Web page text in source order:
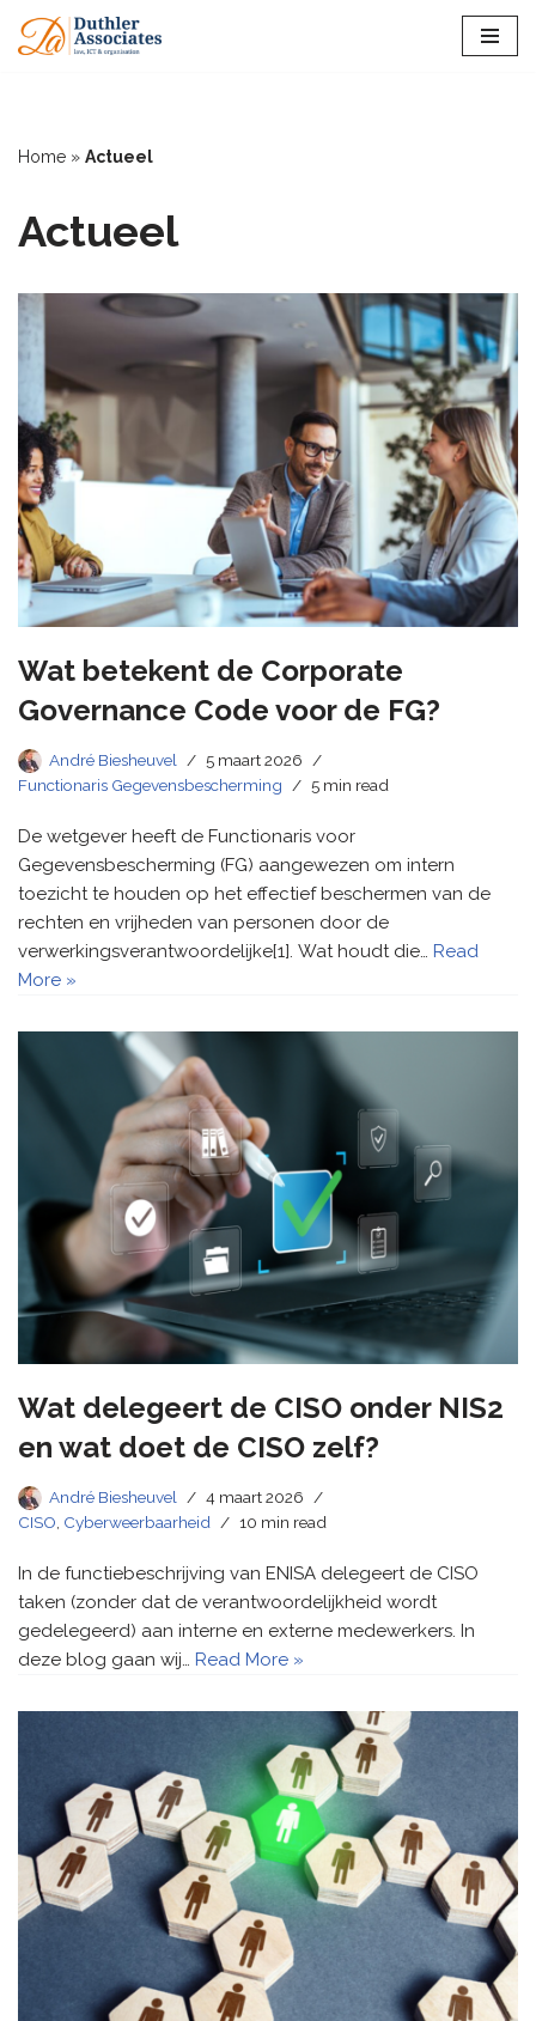
inhoud
Home » Actueel
Actueel
Wat betekent de Corporate
Governance Code voor de FG?
André Biesheuvel
5 maart 2026
Functionaris Gegevensbescherming
5 min read
De wetgever heeft de Functionaris voor
Gegevensbescherming (FG) aangewezen om intern
toezicht te houden op het effectief beschermen van de
rechten en vrijheden van personen door de
verwerkingsverantwoordelijke[1]. Wat houdt die… Read
More »
Wat delegeert de CISO onder NIS2
en wat doet de CISO zelf?
André Biesheuvel
4 maart 2026
CISO, Cyberweerbaarheid 10 min read
In de functiebeschrijving van ENISA delegeert de CISO
taken (zonder dat de verantwoordelijkheid wordt
gedelegeerd) aan interne en externe medewerkers. In
deze blog gaan wij… Read More »